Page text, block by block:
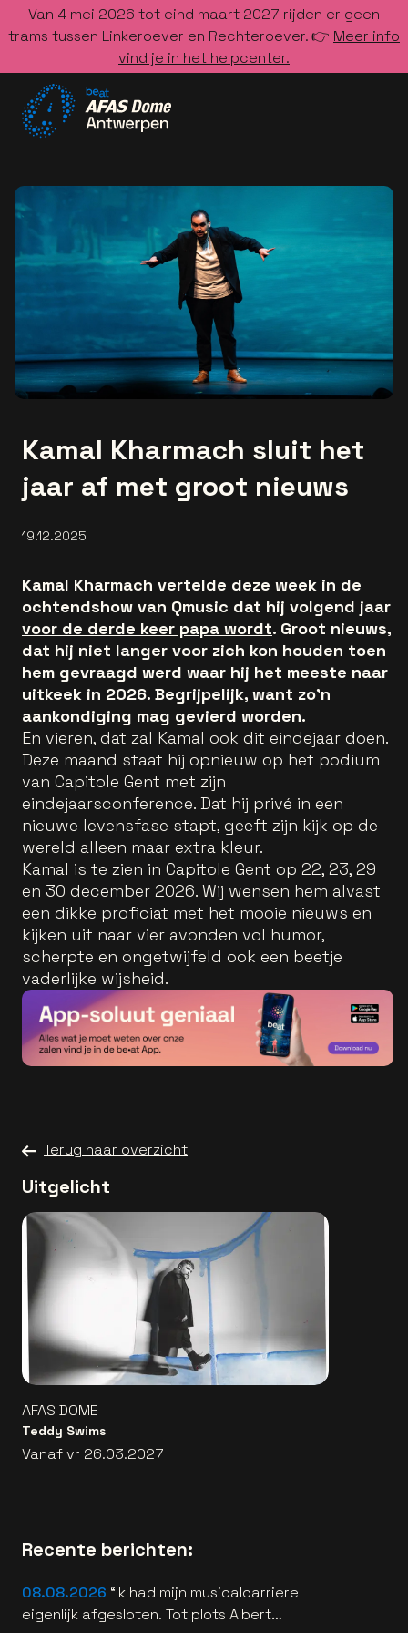
Van 4 mei 2026 tot eind maart 2027 rijden er geen
trams tussen Linkeroever en Rechteroever. 👉 Meer info
vind je in het helpcenter.
Kamal Kharmach sluit het
jaar af met groot nieuws
19.12.2025
Kamal Kharmach vertelde deze week in de
ochtendshow van Qmusic dat hij volgend jaar
voor de derde keer papa wordt. Groot nieuws,
dat hij niet langer voor zich kon houden toen
hem gevraagd werd waar hij het meeste naar
uitkeek in 2026. Begrijpelijk, want zo’n
aankondiging mag gevierd worden.
En vieren, dat zal Kamal ook dit eindejaar doen.
Deze maand staat hij opnieuw op het podium
van Capitole Gent met zijn
eindejaarsconference. Dat hij privé in een
nieuwe levensfase stapt, geeft zijn kijk op de
wereld alleen maar extra kleur.
Kamal is te zien in Capitole Gent op 22, 23, 29
en 30 december 2026. Wij wensen hem alvast
een dikke proficiat met het mooie nieuws en
kijken uit naar vier avonden vol humor,
scherpte en ongetwijfeld ook een beetje
vaderlijke wijsheid.
Terug naar overzicht
Uitgelicht
AFAS DOME
Teddy Swims
Vanaf vr 26.03.2027
Recente berichten:
08.08.2026 “Ik had mijn musicalcarriere
eigenlijk afgesloten. Tot plots Albert